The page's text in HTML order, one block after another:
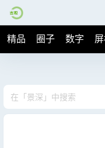
精品 圈子 数字